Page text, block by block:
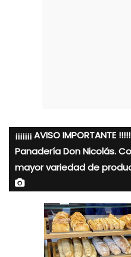
¡¡¡¡¡¡¡ AVISO
Panadería Don Nicolás.
mayor variedad de